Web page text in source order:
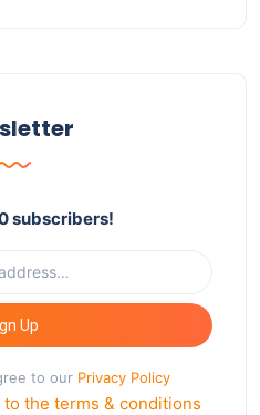
subscribers!
Up
to our Privacy Policy
to the terms & conditions